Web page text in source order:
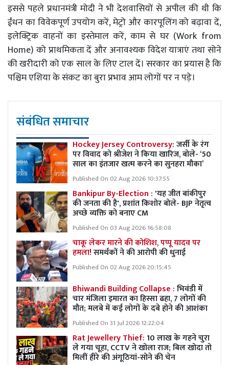
इससे पहले प्रधानमंत्री मोदी ने भी देशवासियों से अपील की थी कि
ईंधन का विवेकपूर्ण उपयोग करें, मेट्रो और कारपूलिंग को बढ़ावा दें,
इलेक्ट्रिक वाहनों का इस्तेमाल करें, काम से घर (Work from
Home) को प्राथमिकता दें और अनावश्यक विदेश यात्राएं तथा सोने
की खरीदारी को एक साल के लिए टाल दें। सरकार का प्रयास है कि
पश्चिम एशिया के संकट का बुरा प्रभाव आम लोगों पर न पड़े।
संबंधित समाचार
Hockey Jersey Controversy:जर्सी के रंग
पर विवाद को श्रीजेश ने किया खारिज, बोले- ‘50
साल का इंतजार खत्म करने का सुनहरा मौका’
Published On 02 Aug 2026 10:37:55
Bankipur By-Election : 'यह जीत बांकीपुर
की जनता की है', प्रशांत किशोर बोले- BJP नेतृत्व
अच्छे व्यक्ति को बनाए CM
Published On 03 Aug 2026 16:58:08
चाकू लेकर मारने की कोशिश, पप्पू यादव पर
हमला!समर्थकों ने की आरोपी की धुनाई
Published On 02 Aug 2026 20:15:45
Bhiwandi Building Collapse :भिवंडी में
चार मंजिला इमारत का हिस्सा ढहा, 7 लोगों की
मौत; मलबे में कई लोगों के दबे होने की आशंका
Published On 31 Jul 2026 12:22:04
Rat Jewellery Thief:10 लाख के गहने चुरा
ले गया चूहा, CCTV ने खोला राज; बिल खोदा तो
मिलीं हीरे की अंगूठियां-सोने की चेन